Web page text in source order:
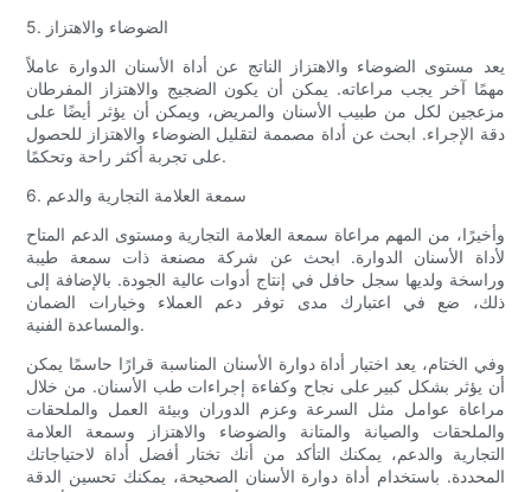
5. الضوضاء والاهتزاز
يعد مستوى الضوضاء والاهتزاز الناتج عن أداة الأسنان الدوارة عاملاً
مهمًا آخر يجب مراعاته. يمكن أن يكون الضجيج والاهتزاز المفرطان
مزعجين لكل من طبيب الأسنان والمريض، ويمكن أن يؤثر أيضًا على
دقة الإجراء. ابحث عن أداة مصممة لتقليل الضوضاء والاهتزاز للحصول
على تجربة أكثر راحة وتحكمًا.
6. سمعة العلامة التجارية والدعم
وأخيرًا، من المهم مراعاة سمعة العلامة التجارية ومستوى الدعم المتاح
لأداة الأسنان الدوارة. ابحث عن شركة مصنعة ذات سمعة طيبة
وراسخة ولديها سجل حافل في إنتاج أدوات عالية الجودة. بالإضافة إلى
ذلك، ضع في اعتبارك مدى توفر دعم العملاء وخيارات الضمان
والمساعدة الفنية.
وفي الختام، يعد اختيار أداة دوارة الأسنان المناسبة قرارًا حاسمًا يمكن
أن يؤثر بشكل كبير على نجاح وكفاءة إجراءات طب الأسنان. من خلال
مراعاة عوامل مثل السرعة وعزم الدوران وبيئة العمل والملحقات
والملحقات والصيانة والمتانة والضوضاء والاهتزاز وسمعة العلامة
التجارية والدعم، يمكنك التأكد من أنك تختار أفضل أداة لاحتياجاتك
المحددة. باستخدام أداة دوارة الأسنان الصحيحة، يمكنك تحسين الدقة